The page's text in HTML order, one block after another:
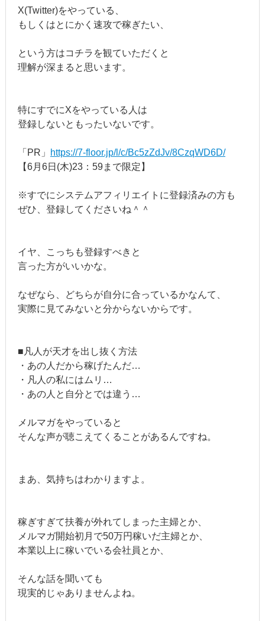
X(Twitter)をやっている、
もしくはとにかく速攻で稼ぎたい、
という方はコチラを観ていただくと
理解が深まると思います。
特にすでにXをやっている人は
登録しないともったいないです。
「PR」
https://7-floor.jp/l/c/Bc5zZdJv/8CzqWD6D/
【6月6日(木)23：59まで限定】
※すでにシステムアフィリエイトに登録済みの方も
ぜひ、登録してくださいね＾＾
イヤ、こっちも登録すべきと
言った方がいいかな。
なぜなら、どちらが自分に合っているかなんて、
実際に見てみないと分からないからです。
■凡人が天才を出し抜く方法
・あの人だから稼げたんだ…
・凡人の私にはムリ…
・あの人と自分とでは違う…
メルマガをやっていると
そんな声が聴こえてくることがあるんですね。
まあ、気持ちはわかりますよ。
稼ぎすぎて扶養が外れてしまった主婦とか、
メルマガ開始初月で50万円稼いだ主婦とか、
本業以上に稼いでいる会社員とか、
そんな話を聞いても
現実的じゃありませんよね。